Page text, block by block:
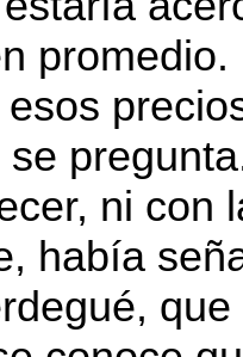
ni con
había